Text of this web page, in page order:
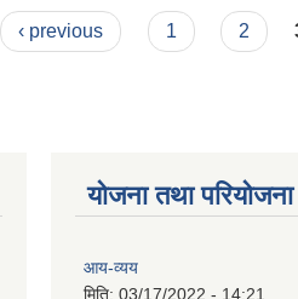
‹ previous 1 2
योजना तथा परियोजना
आय-व्यय
मिति: 03/17/2022 - 14:21